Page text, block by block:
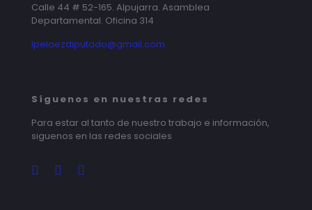
Calle 44 # 52-165. Alpujarra. Asamblea
Departamental. Oficina 314
lpelaezdiputado@gmail.com
Síguenos en nuestras redes
Para estar al tanto de nuestro trabajo e información,
siguenos en las redes sociales